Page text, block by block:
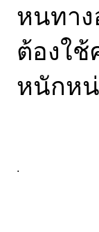
หนทา
ต้องใ
หนักห
.